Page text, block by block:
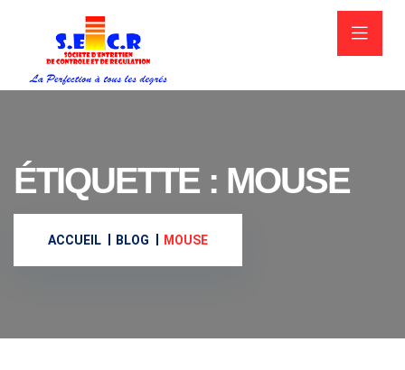
ÉTIQUETTE : MOUSE
ACCUEIL BLOG MOUSE